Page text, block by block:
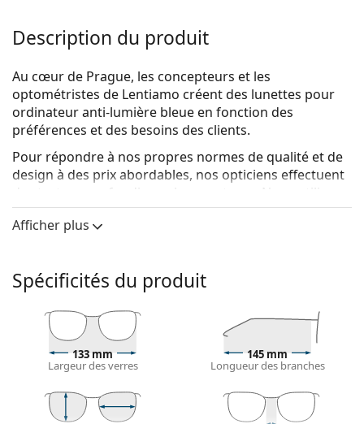
Description du produit
Au cœur de Prague, les concepteurs et les
optométristes de Lentiamo créent des lunettes pour
ordinateur anti-lumière bleue en fonction des
préférences et des besoins des clients.
Pour répondre à nos propres normes de qualité et de
design à des prix abordables, nos opticiens effectuent
des tests approfondis sur les montures. Nous utilisons
des matériauxultra-légersqui permettent à nos
montures de s'adapter confortablement à votre
en bloquant la lumière bleue jusqu'à 420 nm, avec une
résistants à l'eau, à la poussière et aux taches.
Le résultat est une collection unique de lunettes
fabriquées avec amour et expertise, offrant un
extraordinaire et une durabilité à long terme.
Afficher plus
Spécificités du produit
133 mm
Largeur des verres
145 mm
Longueur des branches